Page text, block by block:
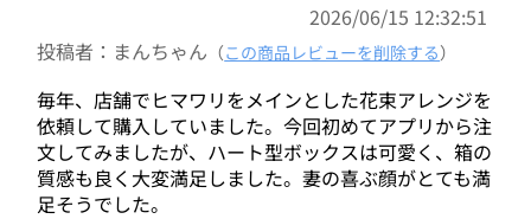
2026/06/15 12:32:51
投稿者：まんちゃん （この商品レビューを削除する）
毎年、店舗でヒマワリをメインとした花束アレンジを
依頼して購入していました。今回初めてアプリから注
文してみましたが、ハート型ボックスは可愛く、箱の
質感も良く大変満足しました。妻の喜ぶ顔がとても満
足そうでした。